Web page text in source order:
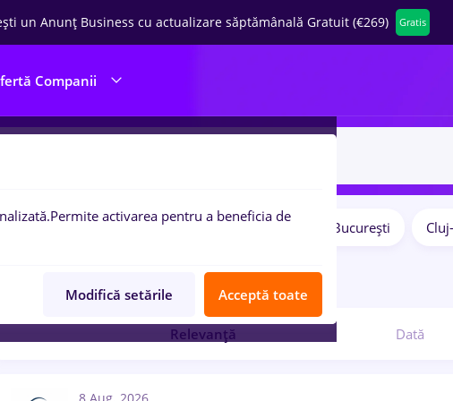
un Anunț Business cu actualizare săptămânală Gratuit (€269) Gratis
Companii
București
locuri de munca
Relevanță Dată
Permite activarea pentru a beneficia de
Modifică setările Acceptă toate